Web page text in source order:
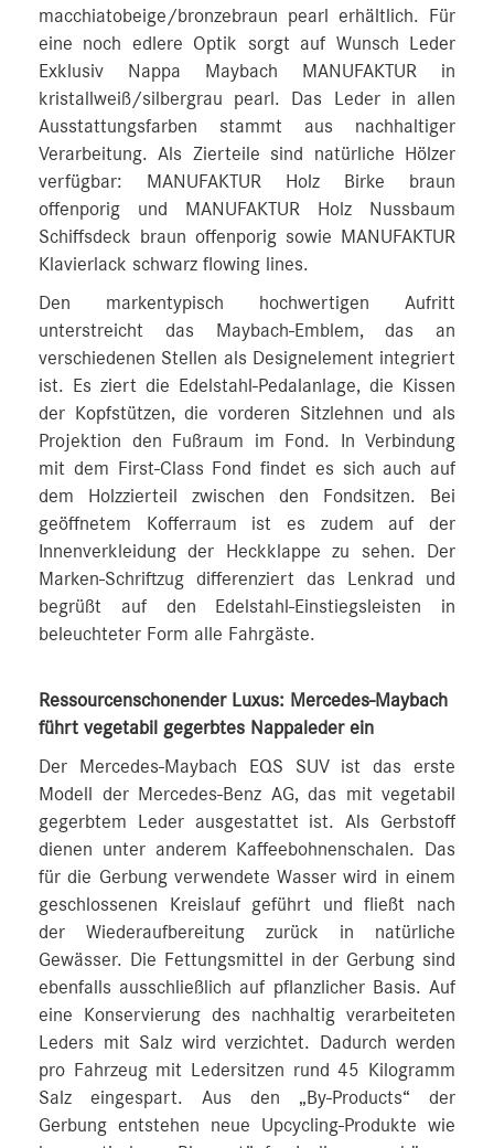
macchiatobeige/bronzebraun pearl erhältlich. Für
eine noch edlere Optik sorgt auf Wunsch Leder
Exklusiv Nappa Maybach MANUFAKTUR in
kristallweiß/silbergrau pearl. Das Leder in allen
Ausstattungsfarben stammt aus nachhaltiger
Verarbeitung. Als Zierteile sind natürliche Hölzer
verfügbar: MANUFAKTUR Holz Birke braun
offenporig und MANUFAKTUR Holz Nussbaum
Schiffsdeck braun offenporig sowie MANUFAKTUR
Klavierlack schwarz flowing lines.
Den markentypisch hochwertigen Aufritt
unterstreicht das Maybach-Emblem, das an
verschiedenen Stellen als Designelement integriert
ist. Es ziert die Edelstahl-Pedalanlage, die Kissen
der Kopfstützen, die vorderen Sitzlehnen und als
Projektion den Fußraum im Fond. In Verbindung
mit dem First-Class Fond findet es sich auch auf
dem Holzzierteil zwischen den Fondsitzen. Bei
geöffnetem Kofferraum ist es zudem auf der
Innenverkleidung der Heckklappe zu sehen. Der
Marken-Schriftzug differenziert das Lenkrad und
begrüßt auf den Edelstahl-Einstiegsleisten in
beleuchteter Form alle Fahrgäste.
Ressourcenschonender Luxus: Mercedes-Maybach
führt vegetabil gegerbtes Nappaleder ein
Der Mercedes-Maybach EQS SUV ist das erste
Modell der Mercedes-Benz AG, das mit vegetabil
gegerbtem Leder ausgestattet ist. Als Gerbstoff
dienen unter anderem Kaffeebohnenschalen. Das
für die Gerbung verwendete Wasser wird in einem
geschlossenen Kreislauf geführt und fließt nach
der Wiederaufbereitung zurück in natürliche
Gewässer. Die Fettungsmittel in der Gerbung sind
ebenfalls ausschließlich auf pflanzlicher Basis. Auf
eine Konservierung des nachhaltig verarbeiteten
Leders mit Salz wird verzichtet. Dadurch werden
pro Fahrzeug mit Ledersitzen rund 45 Kilogramm
Salz eingespart. Aus den „By-Products“ der
Gerbung entstehen neue Upcycling-Produkte wie